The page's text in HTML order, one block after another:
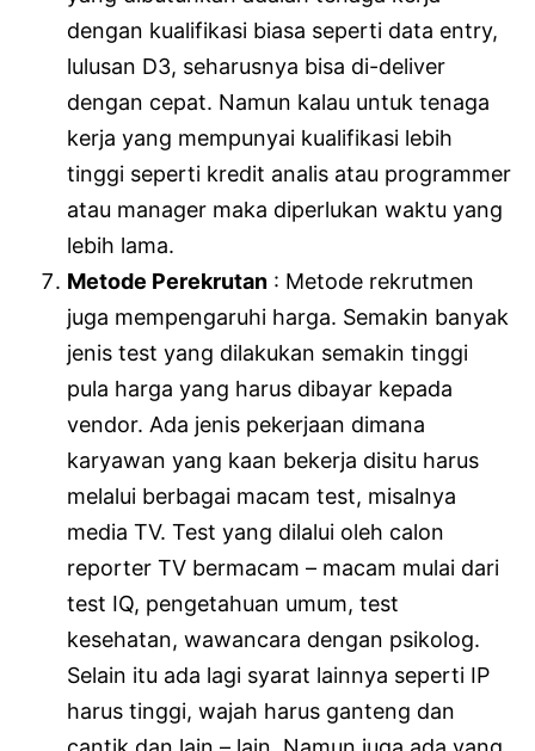
dengan kualifikasi biasa seperti data entry,
lulusan D3, seharusnya bisa di-deliver
dengan cepat. Namun kalau untuk tenaga
kerja yang mempunyai kualifikasi lebih
tinggi seperti kredit analis atau programmer
atau manager maka diperlukan waktu yang
lebih lama.
Metode Perekrutan : Metode rekrutmen
juga mempengaruhi harga. Semakin banyak
jenis test yang dilakukan semakin tinggi
pula harga yang harus dibayar kepada
vendor. Ada jenis pekerjaan dimana
karyawan yang kaan bekerja disitu harus
melalui berbagai macam test, misalnya
media TV. Test yang dilalui oleh calon
reporter TV bermacam – macam mulai dari
test IQ, pengetahuan umum, test
kesehatan, wawancara dengan psikolog.
Selain itu ada lagi syarat lainnya seperti IP
harus tinggi, wajah harus ganteng dan